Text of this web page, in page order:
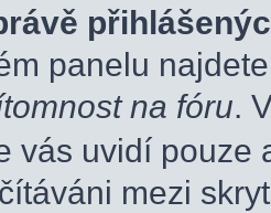
panelu
na fóru.
vás uvidí pouze
mezi